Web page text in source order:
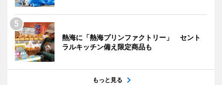
熱海に「熱海プリンファクトリー」 セント
ラルキッチン備え限定商品も
もっと見る